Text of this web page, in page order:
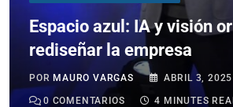
Espacio azul: IA y visión
rediseñar la empresa
PORMAURO VARGAS ABRIL 3, 2025
0 COMENTARIOS 4 MINUTES